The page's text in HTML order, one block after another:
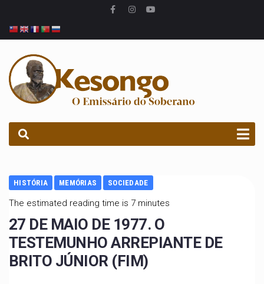
HISTÓRIA MEMÓRIAS SOCIEDADE
The estimated reading time is 7 minutes
27 DE MAIO DE 1977. O
TESTEMUNHO ARREPIANTE DE
BRITO JÚNIOR (FIM)
PROCURAR